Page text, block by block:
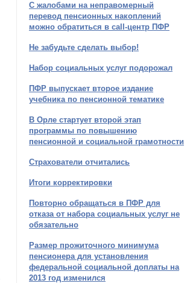
С жалобами на неправомерный
перевод пенсионных накоплений
можно обратиться в call-центр ПФР
Не забудьте сделать выбор!
Набор социальных услуг подорожал
ПФР выпускает второе издание
учебника по пенсионной тематике
В Орле стартует второй этап
программы по повышению
пенсионной и социальной грамотности
Страхователи отчитались
Итоги корректировки
Повторно обращаться в ПФР для
отказа от набора социальных услуг не
обязательно
Размер прожиточного минимума
пенсионера для установления
федеральной социальной доплаты на
2013 год изменился